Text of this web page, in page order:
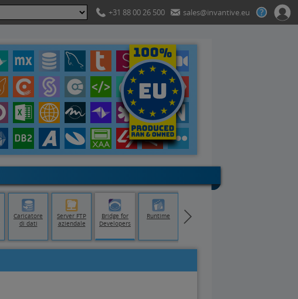
+31 88 00 26 500 sales@invantive.eu
Caricatore
di dati
Server FTP
aziendale
Bridge for
Developers
Runtime